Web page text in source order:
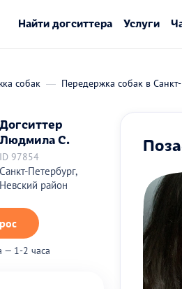
Найти догситтера Услуги
собак Передержка собак в
Догситтер
Людмила С.
ID 97854
Санкт-Петербург,
Невский район
— 1-2 часа